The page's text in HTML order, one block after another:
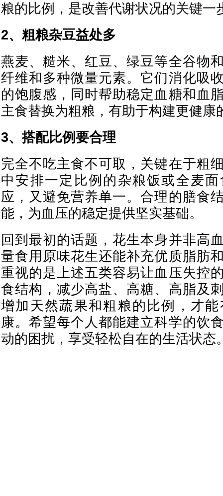
粮的比例，是改善代谢状况的关键一
2、粗粮杂豆益处多
燕麦、糙米、红豆、绿豆等全谷物
纤维和多种微量元素。它们消化吸
的饱腹感，同时帮助稳定血糖和血
主食替换为粗粮，有助于构建更健康
3、搭配比例要合理
完全不吃主食不可取，关键在于粗
中安排一定比例的杂粮饭或全麦
应，又避免营养单一。合理的膳食
能，为血压的稳定提供坚实基础。
回到最初的话题，花生本身并非高
量食用原味花生还能补充优质脂肪
重视的是上述五类容易让血压失控
食结构，减少高盐、高糖、高脂及
增加天然蔬果和粗粮的比例，才
康。希望每个人都能建立科学的饮
动的困扰，享受轻松自在的生活状态